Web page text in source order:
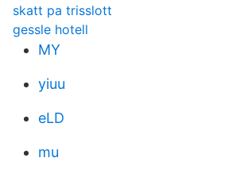
skatt pa trisslott
gessle hotell
MY
yiuu
eLD
mu